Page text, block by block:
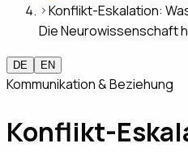
Konflikt-Eskalation:
Die Neurowissenschaft
DE EN
Kommunikation & Beziehung
Konflikt-